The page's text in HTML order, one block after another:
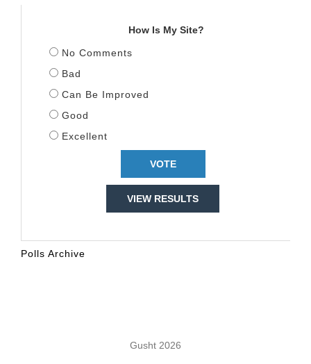
How Is My Site?
No Comments
Bad
Can Be Improved
Good
Excellent
VIEW RESULTS
Polls Archive
Gusht 2026